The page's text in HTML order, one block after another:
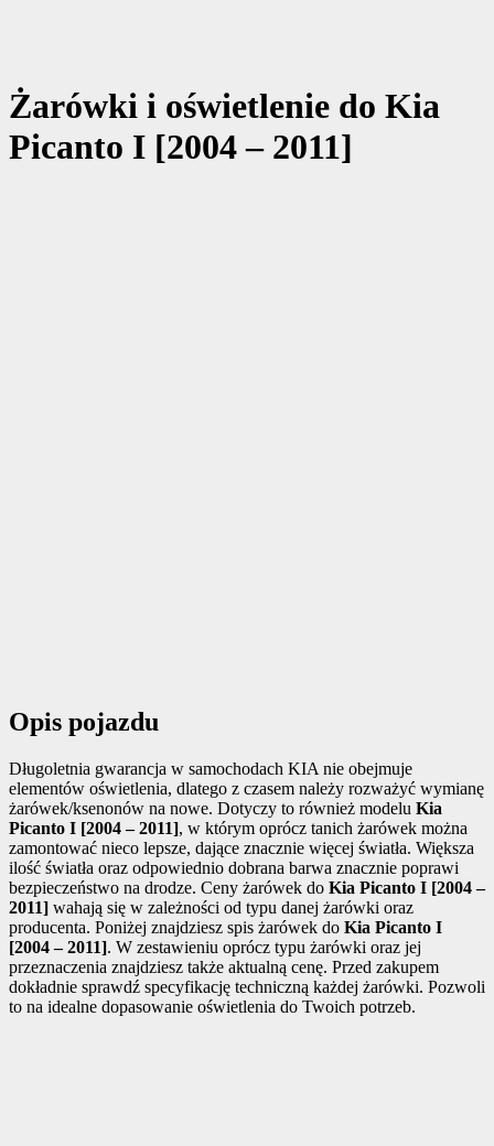
Żarówki i oświetlenie do Kia
Picanto I [2004 – 2011]
Opis pojazdu
Długoletnia gwarancja w samochodach KIA nie obejmuje
elementów oświetlenia, dlatego z czasem należy rozważyć wymianę
żarówek/ksenonów na nowe. Dotyczy to również modelu Kia
Picanto I [2004 – 2011], w którym oprócz tanich żarówek można
zamontować nieco lepsze, dające znacznie więcej światła. Większa
ilość światła oraz odpowiednio dobrana barwa znacznie poprawi
bezpieczeństwo na drodze. Ceny żarówek do Kia Picanto I [2004 –
2011] wahają się w zależności od typu danej żarówki oraz
producenta. Poniżej znajdziesz spis żarówek do Kia Picanto I
[2004 – 2011]. W zestawieniu oprócz typu żarówki oraz jej
przeznaczenia znajdziesz także aktualną cenę. Przed zakupem
dokładnie sprawdź specyfikację techniczną każdej żarówki. Pozwoli
to na idealne dopasowanie oświetlenia do Twoich potrzeb.